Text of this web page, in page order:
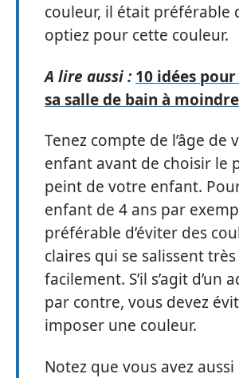
couleur, il était préférable
optiez pour cette couleur.
A lire aussi : 10 idées
sa salle de bain à
Tenez compte de l’âge de
enfant avant de choisir le
peint de votre enfant.
enfant de 4 ans par
préférable d’éviter des
claires qui se salissent très
facilement. S’il s’agit d’un
par contre, vous devez
imposer une couleur.
Notez que vous avez aussi